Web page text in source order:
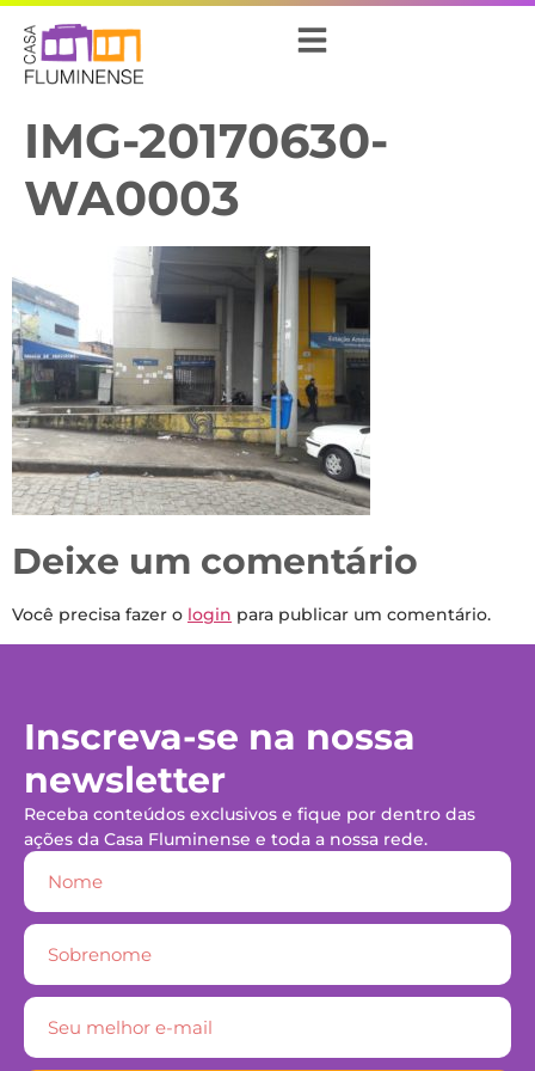
IMG-20170630-
WA0003
Deixe um comentário
Você precisa fazer o login para publicar um comentário.
Inscreva-se na nossa
newsletter
Receba conteúdos exclusivos e fique por dentro das
ações da Casa Fluminense e toda a nossa rede.